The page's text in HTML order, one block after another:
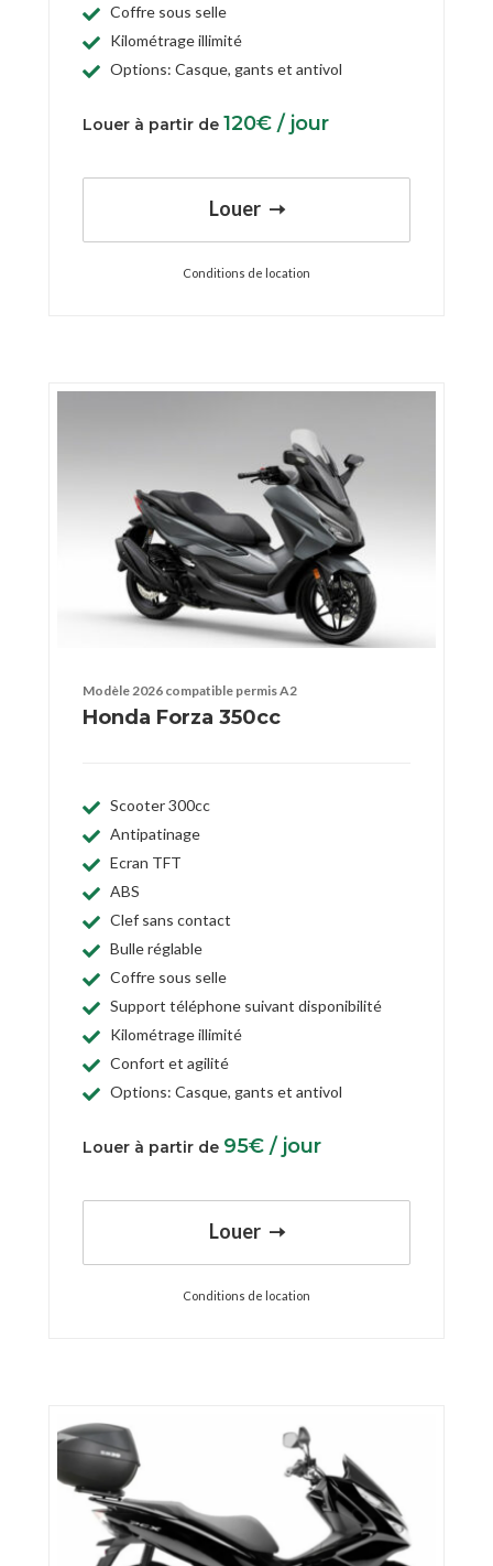
Coffre sous selle
Kilométrage illimité
Options: Casque, gants et antivol
Louer à partir de 120€ / jour
Louer
Conditions de location
Modèle 2026 compatible permis A2
Honda Forza 350cc
Scooter 300cc
Antipatinage
Ecran TFT
ABS
Clef sans contact
Bulle réglable
Coffre sous selle
Support téléphone suivant disponibilité
Kilométrage illimité
Confort et agilité
Options: Casque, gants et antivol
Louer à partir de 95€ / jour
Louer
Conditions de location